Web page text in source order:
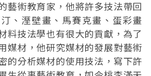
藝術教育家，他將許多技法帶回
、溼壁畫、馬賽克畫、蛋彩畫
料技法學也有很大的貢獻，為了
媒材，他研究媒材的發展對藝術
的分析媒材的使用技法，寫下許